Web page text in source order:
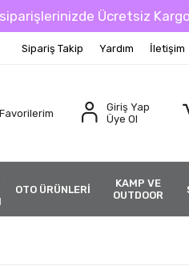
Ücretsiz Kargo !!
Sipariş Takip Yardım İletişim
Favorilerim
Giriş Yap
Üye Ol
OTO ÜRÜNLERİ
KAMP VE
OUTDOOR